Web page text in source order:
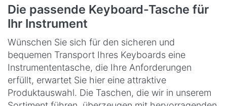
Die passende Keyboard-Tasche für
Ihr Instrument
Wünschen Sie sich für den sicheren und
bequemen Transport Ihres Keyboards eine
Instrumententasche, die Ihre Anforderungen
erfüllt, erwartet Sie hier eine attraktive
Produktauswahl. Die Taschen, die wir in unserem